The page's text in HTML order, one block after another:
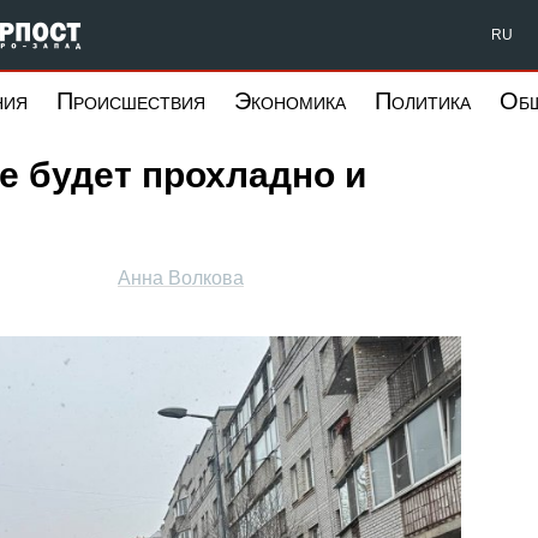
Форпост Северо-Запад RU
Происшествия Экономика Политика
будет прохладно и
Анна Волкова